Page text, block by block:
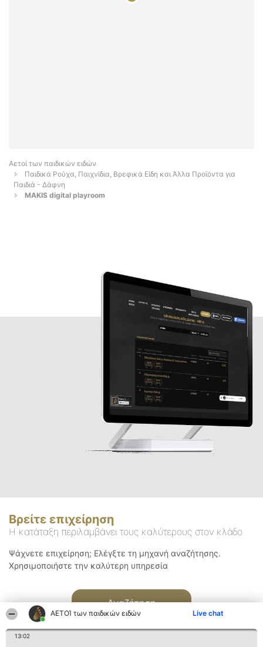
ΑΕΤΟΊ των παιδικών ειδών Live chat
13:02
Αετοί των παιδικών ειδών
Παιδικά Ρούχα, Παιχνίδια, Βρεφικά Είδη και Άλλα Προϊόντα για
Παιδιά - Δάφνη
MAKIS digital playroom
Βρείτε επιχείρηση
Η κατάταξη περιλαμβάνει τους καλύτερους στον κλάδο
Ψάχνετε επιχείρηση; Ελέγξτε τη μηχανή αναζήτησης.
Χρησιμοποιήστε την καλύτερη υπηρεσία
Αναζήτηση